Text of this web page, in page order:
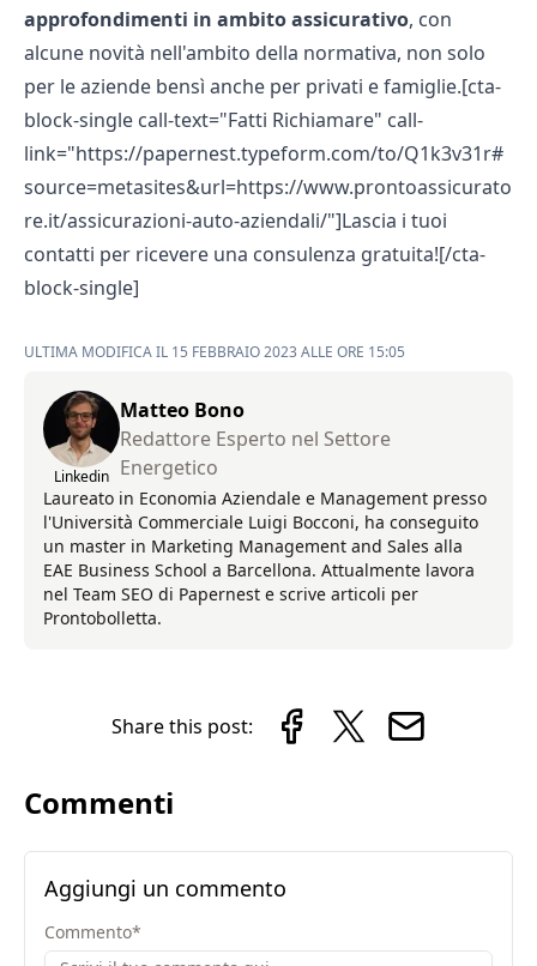
approfondimenti in ambito assicurativo, con
alcune novità nell'ambito della normativa, non solo
per le aziende bensì anche per privati e famiglie.[cta-
block-single call-text="Fatti Richiamare" call-
link="https://papernest.typeform.com/to/Q1k3v31r#
source=metasites&url=https://www.prontoassicurato
re.it/assicurazioni-auto-aziendali/"]Lascia i tuoi
contatti per ricevere una consulenza gratuita![/cta-
block-single]
ULTIMA MODIFICA IL 15 FEBBRAIO 2023 ALLE ORE 15:05
Linkedin
Matteo Bono
Redattore Esperto nel Settore
Energetico
Laureato in Economia Aziendale e Management presso
l'Università Commerciale Luigi Bocconi, ha conseguito
un master in Marketing Management and Sales alla
EAE Business School a Barcellona. Attualmente lavora
nel Team SEO di Papernest e scrive articoli per
Prontobolletta.
Share this post:
Commenti
Aggiungi un commento
Commento*